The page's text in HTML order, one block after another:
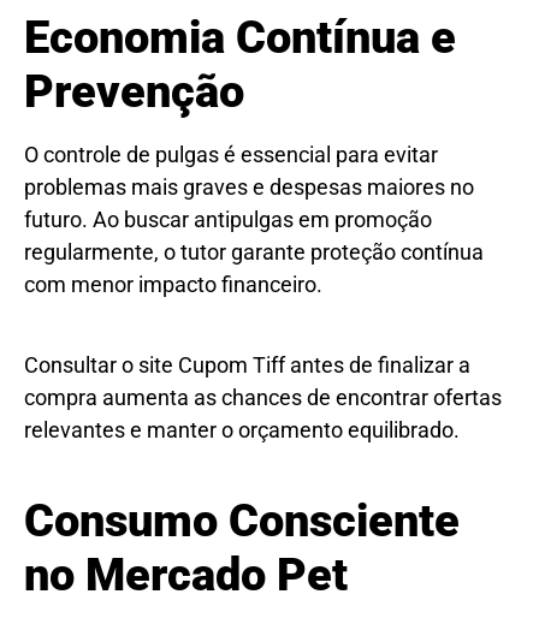
Economia Contínua e
Prevenção
O controle de pulgas é essencial para evitar
problemas mais graves e despesas maiores no
futuro. Ao buscar antipulgas em promoção
regularmente, o tutor garante proteção contínua
com menor impacto financeiro.
Consultar o site Cupom Tiff antes de finalizar a
compra aumenta as chances de encontrar ofertas
relevantes e manter o orçamento equilibrado.
Consumo Consciente
no Mercado Pet